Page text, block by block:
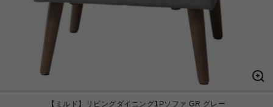
【ミルド】リビングダイニング1Pソファ GR グレー